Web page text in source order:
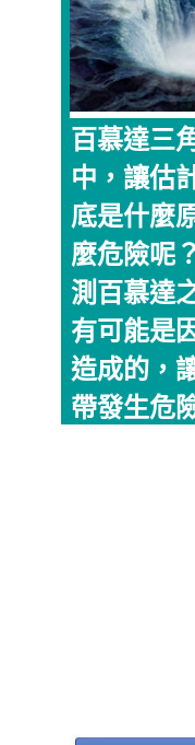
百慕達三
中，讓估
底是什麼
麼危險呢
測百慕達
有可能是
造成的，
帶發生危